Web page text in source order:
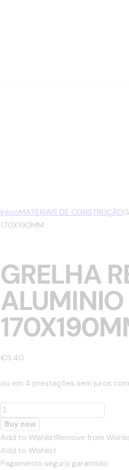
InícioMATERIAIS DE CONSTRUÇÃO
170X190MM
GRELHA
€5.40
ou em 4 prestações sem juros
Quantidade
de
GRELHA
REGULÁVEL
ALUMINIO
Buy now
Add to WishlistRemove from
Add to Wishlist
Pagamento seguro garantido